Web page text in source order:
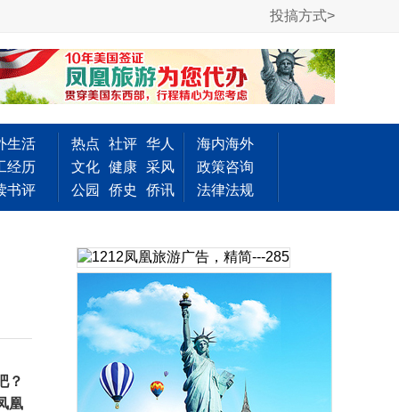
投搞方式>
生活
经历
书评
热点 社评 华人
文化 健康 采风
公园
侨史 侨讯
海内海外
政策咨询
法律法规
？
凰